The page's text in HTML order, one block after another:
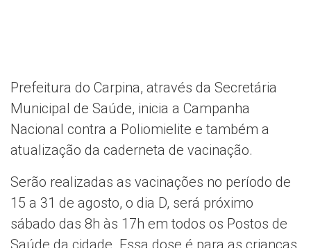
Prefeitura do Carpina, através da Secretária
Municipal de Saúde, inicia a Campanha
Nacional contra a Poliomielite e também a
atualização da caderneta de vacinação.
Serão realizadas as vacinações no período de
15 a 31 de agosto, o dia D, será próximo
sábado das 8h às 17h em todos os Postos de